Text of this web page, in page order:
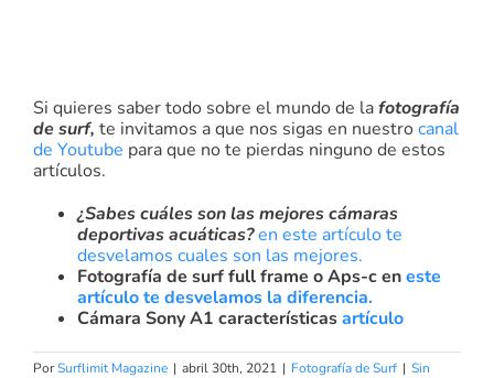
Si quieres saber todo sobre el mundo de lafotografía
de surf, te invitamos a que nos sigas en nuestrocanal
de Youtube para que no te pierdas ninguno de estos
artículos.
¿Sabes cuáles son las mejores cámaras
deportivas acuáticas?en este artículo te
desvelamos cuales son las mejores.
Fotografía de surf full frame o Aps-c eneste
artículo te desvelamos la diferencia.
Cámara Sony A1 característicasartículo
PorSurflimit Magazine | abril 30th, 2021 | Fotografía de Surf | Sin